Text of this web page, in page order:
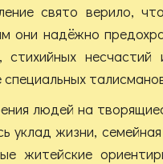
свято верило,
они надёжно
стихийных
людей на
уклад жизни,
житейские